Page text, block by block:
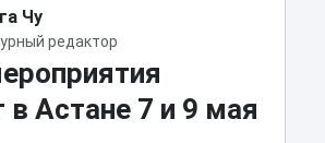
Чу
редактор
в Астане 7 и 9 мая